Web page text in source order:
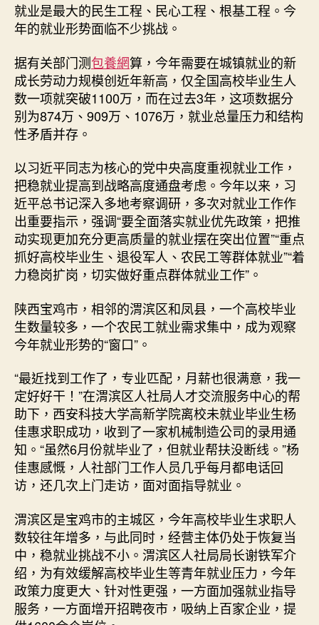
就业是最大的民生工程、民心工程、根基工程。今
年的就业形势面临不少挑战。
据有关部门测包養網算，今年需要在城镇就业的新
成长劳动力规模创近年新高，仅全国高校毕业生人
数一项就突破1100万，而在过去3年，这项数据分
别为874万、909万、1076万，就业总量压力和结构
性矛盾并存。
以习近平同志为核心的党中央高度重视就业工作，
把稳就业提高到战略高度通盘考虑。今年以来，习
近平总书记深入多地考察调研，多次对就业工作作
出重要指示，强调“要全面落实就业优先政策，把推
动实现更加充分更高质量的就业摆在突出位置”“重点
抓好高校毕业生、退役军人、农民工等群体就业”“着
力稳岗扩岗，切实做好重点群体就业工作”。
陕西宝鸡市，相邻的渭滨区和凤县，一个高校毕业
生数量较多，一个农民工就业需求集中，成为观察
今年就业形势的“窗口”。
“最近找到工作了，专业匹配，月薪也很满意，我一
定好好干！”在渭滨区人社局人才交流服务中心的帮
助下，西安科技大学高新学院离校未就业毕业生杨
佳惠求职成功，收到了一家机械制造公司的录用通
知。“虽然6月份就毕业了，但就业帮扶没断线。”杨
佳惠感慨，人社部门工作人员几乎每月都电话回
访，还几次上门走访，面对面指导就业。
渭滨区是宝鸡市的主城区，今年高校毕业生求职人
数较往年增多，与此同时，经营主体仍处于恢复当
中，稳就业挑战不小。渭滨区人社局局长谢铁军介
绍，为有效缓解高校毕业生等青年就业压力，今年
政策力度更大、针对性更强，一方面加强就业指导
服务，一方面增开招聘夜市，吸纳上百家企业，提